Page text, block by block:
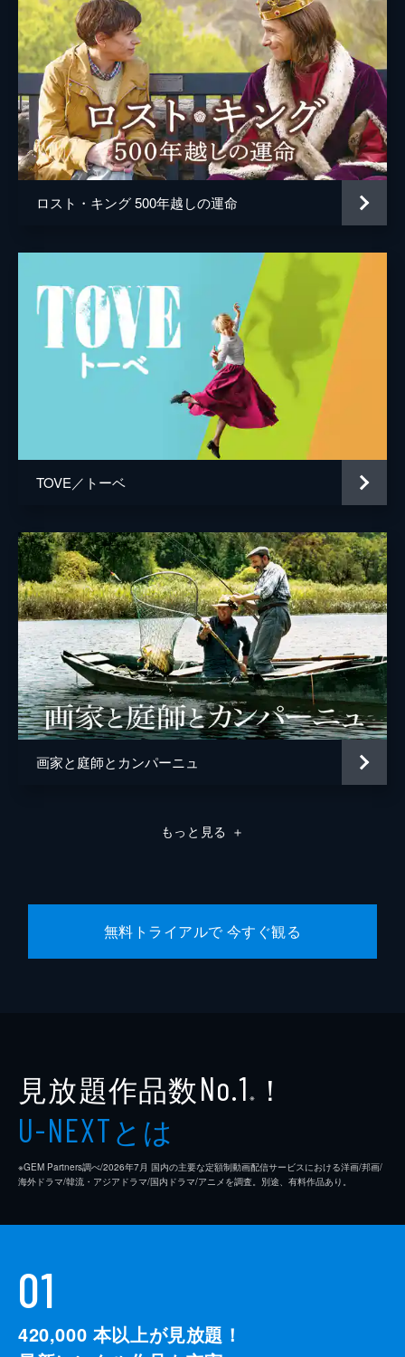
ロスト・キング 500年越しの運命
TOVE／トーベ
画家と庭師とカンパーニュ
もっと見る ＋
無料トライアルで 今すぐ観る
見放題作品数No.1 ※ ！
U-NEXTとは
※GEM Partners調べ/2026年7⽉ 国内の主要な定額制動画配信サービスにおける洋画/邦画/
海外ドラマ/韓流・アジアドラマ/国内ドラマ/アニメを調査。別途、有料作品あり。
01
420,000 本以上が見放題！